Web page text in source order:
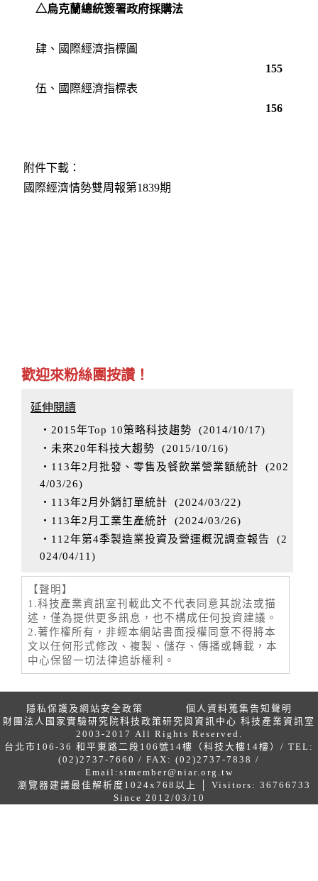
△烏克蘭總統簽署政府採購法
肆、國際經濟指標圖
155
伍、國際經濟指標表
156
附件下載：
國際經濟情勢雙周報第1839期
歡迎來粉絲團按讚！
延伸閱讀
‧2015年Top 10策略科技趨勢 (2014/10/17)
‧未來20年科技大趨勢 (2015/10/16)
‧113年2月批發、零售及餐飲業營業額統計 (202
4/03/26)
‧113年2月外銷訂單統計 (2024/03/22)
‧113年2月工業生產統計 (2024/03/26)
‧112年第4季製造業投資及營運概況調查報告 (2
024/04/11)
【聲明】
1.科技產業資訊室刊載此文不代表同意其說法或描
述，僅為提供更多訊息，也不構成任何投資建議。
2.著作權所有，非經本網站書面授權同意不得將本
文以任何形式修改、複製、儲存、傳播或轉載，本
中心保留一切法律追訴權利。
隱私保護及網站安全政策
個人資料蒐集告知聲明
財團法人國家實驗研究院科技政策研究與資訊中心 科技產業資訊室
2003-2017 All Rights Reserved.
台北市106-36 和平東路二段106號14樓（科技大樓14樓）/ TEL:
(02)2737-7660 / FAX: (02)2737-7838 /
Email: stmember@niar.org.tw
瀏覽器建議最佳解析度1024x768以上 │ Visitors: 36766733
Since 2012/03/10